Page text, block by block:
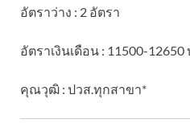
อัตราว่าง : 2 อัตรา
อัตราเงินเดือน : 11500-12650
คุณวุฒิ : ปวส.ทุกสาขา*